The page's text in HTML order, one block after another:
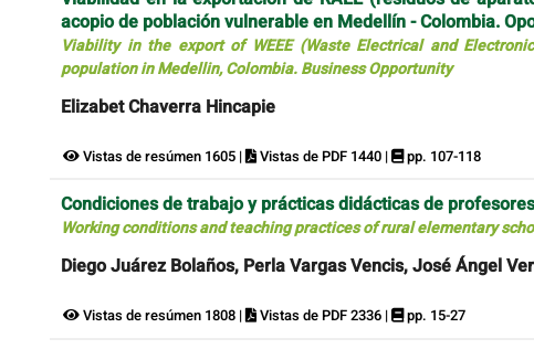
acopio de población vulnerable en Medellín - Colombia.
Viability in the export of WEEE (Waste Electrical and
population in Medellin, Colombia. Business Opportunity
Elizabet Chaverra Hincapie
Vistas de resúmen 1605 | Vistas de PDF 1440 | pp. 107-118
Condiciones de trabajo y prácticas didácticas de
Working conditions and teaching practices of rural elementary
Diego Juárez Bolaños, Perla Vargas Vencis, José Ángel
Vistas de resúmen 1808 | Vistas de PDF 2336 | pp. 15-27